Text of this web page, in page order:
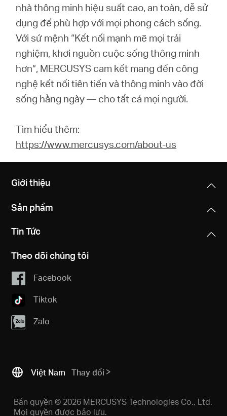
nhà thông minh hiệu suất cao, an toàn, dễ sử
dụng để phù hợp với mọi phong cách sống.
Với sứ mệnh “Kết nối mạnh mẽ mọi trải
nghiệm, khơi nguồn cuộc sống thông minh
hơn”, MERCUSYS cam kết mang đến công
nghệ kết nối tiên tiến và thông minh vào đời
sống hằng ngày — cho tất cả mọi người.
Tìm hiểu thêm:
https://www.mercusys.com/about-us
Giới thiệu
Sản phẩm
Tin Tức
Theo dõi chúng tôi
Facebook
Tiktok
Zalo
Việt Nam Thay đổi
Bản quyền © 2026 MERCUSYS Technologies Co., Ltd.
Mọi quyền được bảo lưu.